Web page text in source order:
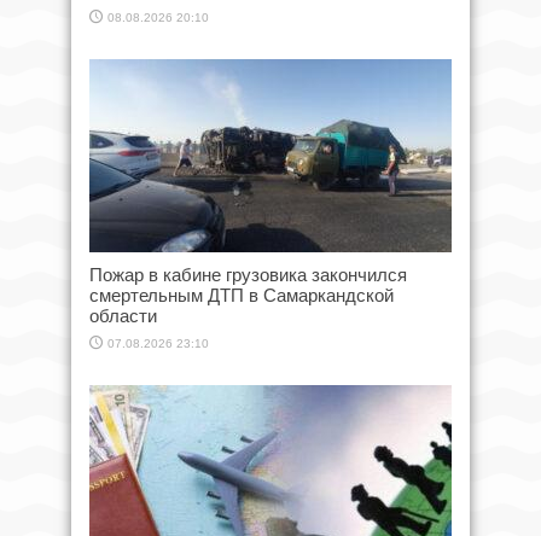
08.08.2026 20:10
Пожар в кабине грузовика закончился
смертельным ДТП в Самаркандской
области
07.08.2026 23:10